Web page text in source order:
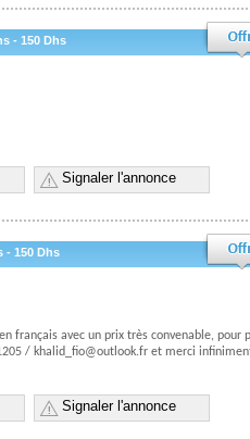
- 150 Dhs
Signaler l'annonce
- 150 Dhs
français avec un prix très convenable, pour
/ khalid_fio@outlook.fr et merci
Signaler l'annonce